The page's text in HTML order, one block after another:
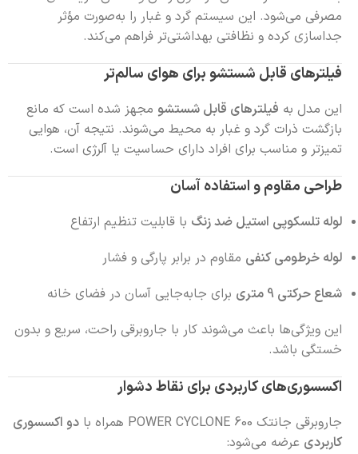
مصرفی می‌شود. این سیستم گرد و غبار را به‌صورت مؤثر
جداسازی کرده و نظافتی بهداشتی‌تر فراهم می‌کند.
فیلترهای قابل شستشو برای هوای سالم‌تر
این مدل به فیلترهای قابل شستشو مجهز شده است که مانع
بازگشت ذرات گرد و غبار به محیط می‌شوند. نتیجه آن، هوایی
تمیزتر و مناسب برای افراد دارای حساسیت یا آلرژی است.
طراحی مقاوم و استفاده آسان
لوله تلسکوپی استیل ضد زنگ با قابلیت تنظیم ارتفاع
لوله خرطومی کنفی مقاوم در برابر پارگی و فشار
شعاع حرکتی 9 متری
برای جابه‌جایی آسان در فضای خانه
این ویژگی‌ها باعث می‌شوند کار با جاروبرقی راحت، سریع و بدون
خستگی باشد.
اکسسوری‌های کاربردی برای نقاط دشوار
جاروبرقی جانتک POWER CYCLONE 600 همراه با
دو اکسسوری
کاربردی عرضه می‌شود: